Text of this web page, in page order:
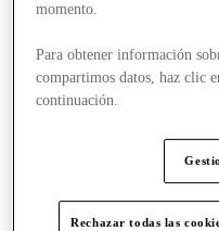
Stores
momento.
Para obtener información
compartimos datos, haz clic
continuación.
Rechazar todas las